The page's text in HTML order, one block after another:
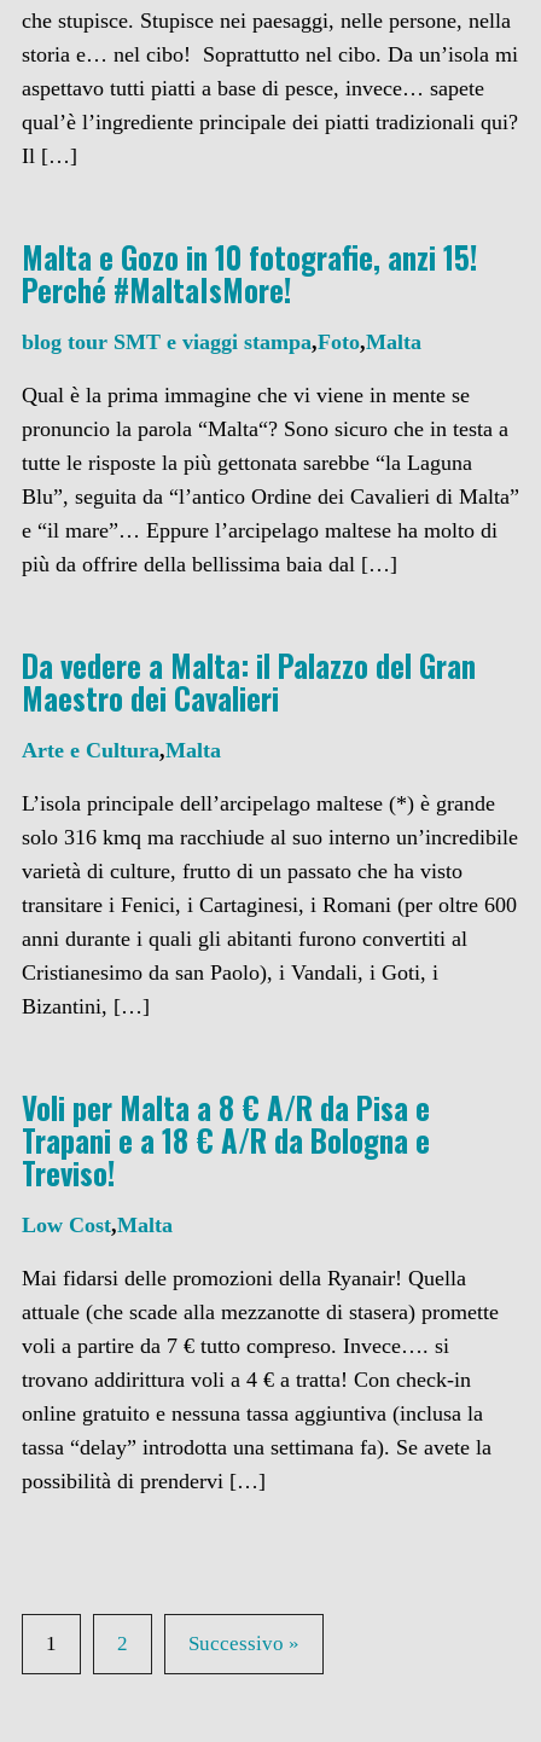
che stupisce. Stupisce nei paesaggi, nelle persone, nella
storia e… nel cibo! Soprattutto nel cibo. Da un’isola mi
aspettavo tutti piatti a base di pesce, invece… sapete
qual’è l’ingrediente principale dei piatti tradizionali qui?
Il […]
Malta e Gozo in 10 fotografie, anzi 15!
Perché #MaltaIsMore!
blog tour SMT e viaggi stampa,Foto,Malta
Qual è la prima immagine che vi viene in mente se
pronuncio la parola “Malta“? Sono sicuro che in testa a
tutte le risposte la più gettonata sarebbe “la Laguna
Blu”, seguita da “l’antico Ordine dei Cavalieri di Malta”
e “il mare”… Eppure l’arcipelago maltese ha molto di
più da offrire della bellissima baia dal […]
Da vedere a Malta: il Palazzo del Gran
Maestro dei Cavalieri
Arte e Cultura,Malta
L’isola principale dell’arcipelago maltese (*) è grande
solo 316 kmq ma racchiude al suo interno un’incredibile
varietà di culture, frutto di un passato che ha visto
transitare i Fenici, i Cartaginesi, i Romani (per oltre 600
anni durante i quali gli abitanti furono convertiti al
Cristianesimo da san Paolo), i Vandali, i Goti, i
Bizantini, […]
Voli per Malta a 8 € A/R da Pisa e
Trapani e a 18 € A/R da Bologna e
Treviso!
Low Cost,Malta
Mai fidarsi delle promozioni della Ryanair! Quella
attuale (che scade alla mezzanotte di stasera) promette
voli a partire da 7 € tutto compreso. Invece…. si
trovano addirittura voli a 4 € a tratta! Con check-in
online gratuito e nessuna tassa aggiuntiva (inclusa la
tassa “delay” introdotta una settimana fa). Se avete la
possibilità di prendervi […]
1 2 Successivo »